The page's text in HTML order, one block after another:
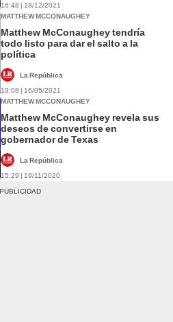
16:48 | 18/12/2021
MATTHEW MCCONAUGHEY
Matthew McConaughey tendría
todo listo para dar el salto a la
política
La República
19:08 | 16/05/2021
MATTHEW MCCONAUGHEY
Matthew McConaughey revela sus
deseos de convertirse en
gobernador de Texas
La República
15:29 | 19/11/2020